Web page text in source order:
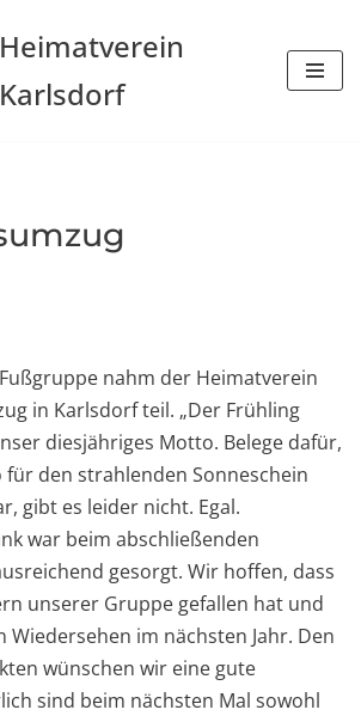
Heimatverein
Karlsdorf
nahm der Heimatverein
in Karlsdorf teil. „Der Frühling
diesjähriges Motto. Belege dafür,
den strahlenden Sonneschein
gibt es leider nicht. Egal.
war beim abschließenden
gesorgt. Wir hoffen, dass
unserer Gruppe gefallen hat und
Wiedersehen im nächsten Jahr. Den
wünschen wir eine gute
sind beim nächsten Mal sowohl